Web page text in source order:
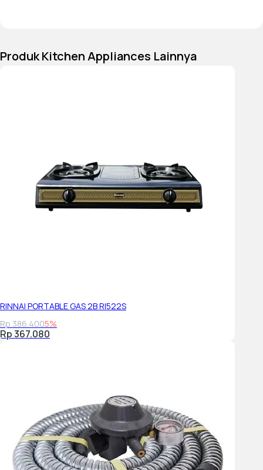
Produk Kitchen Appliances Lainnya
RINNAI PORTABLE GAS 2B RI522S
Rp 386.4005%
Rp 367.080